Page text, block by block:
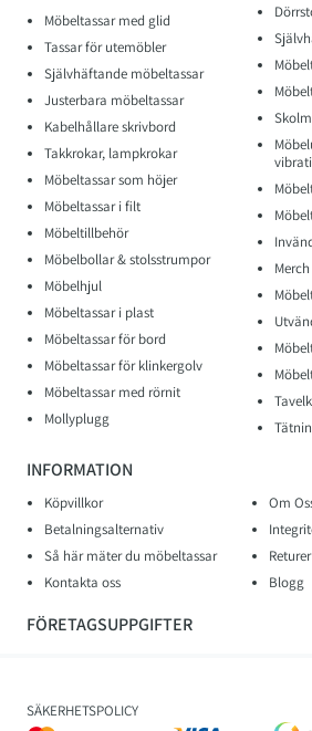
Möbeltassar med glid
Tassar för utemöbler
Självhäftande möbeltassar
Justerbara möbeltassar
Kabelhållare skrivbord
Takkrokar, lampkrokar
Möbeltassar som höjer
Möbeltassar i filt
Möbeltillbehör
Möbelbollar & stolsstrumpor
Möbelhjul
Möbeltassar i plast
Möbeltassar för bord
Möbeltassar för klinkergolv
Möbeltassar med rörnit
Mollyplugg
Merch
INFORMATION
Köpvillkor
Om
Betalningsalternativ
Så här mäter du möbeltassar
Returer
Kontakta oss
Blogg
FÖRETAGSUPPGIFTER
SÄKERHETSPOLICY